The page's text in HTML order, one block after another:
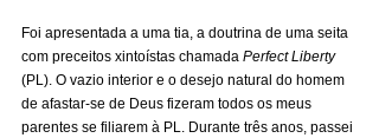
Foi apresentada a uma tia, a doutrina de uma seita
com preceitos xintoístas chamada Perfect Liberty
(PL). O vazio interior e o desejo natural do homem
de afastar-se de Deus fizeram todos os meus
parentes se filiarem à PL. Durante três anos, passei